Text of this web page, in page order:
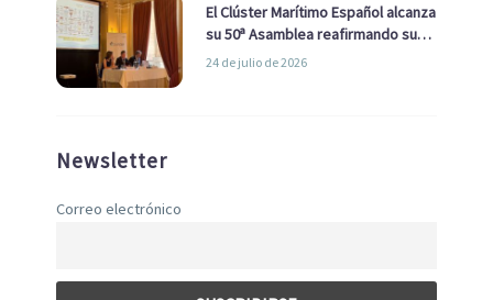
El Clúster Marítimo Español alcanza
su 50ª Asamblea reafirmando su
liderazgo en la Economía Azul
24 de julio de 2026
Newsletter
Correo electrónico